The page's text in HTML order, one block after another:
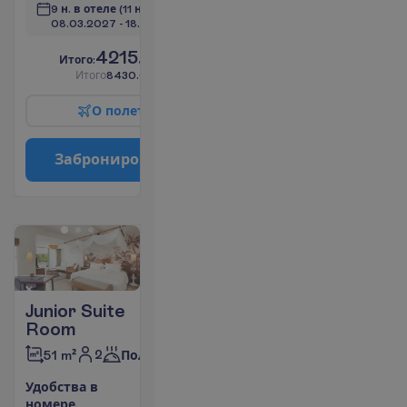
9 н. в отеле (11 н. всего)
08.03.2027 - 18.03.2027
И того:4215.00
Итого8430.00
О полет
Заброниро
Junior Suite
Room
51 m² 2 Полупансион
Удобства в